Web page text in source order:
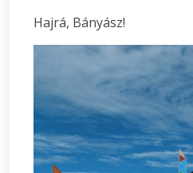
Hajrá, Bányász!